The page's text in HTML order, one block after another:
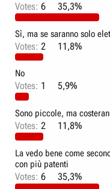
o
r
e
D
s
c
u
s
s
i
o
n
i
I
n
i
i
Votes: 6 35,3%
Sì, ma se saranno solo
Votes: 2 11,8%
No
Votes: 1 5,9%
Sono piccole, ma
Votes: 2 11,8%
La vedo bene come
con più patenti
Votes: 6 35,3%